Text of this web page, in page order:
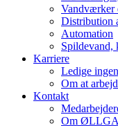
Vandværker
Distribution
Automation
Spildevand,
Karriere
Ledige
Om at
Kontakt
Om